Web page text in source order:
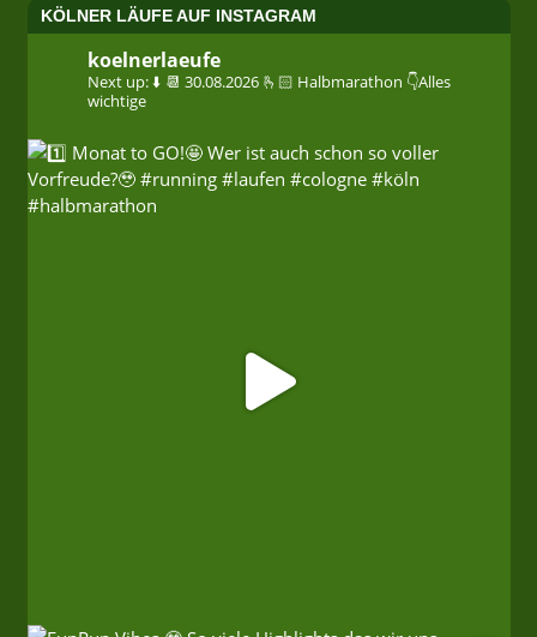
KÖLNER LÄUFE AUF INSTAGRAM
koelnerlaeufe
Next up: ⬇️ 📆 30.08.2026 🫰🏻 Halbmarathon 👇Alles
wichtige